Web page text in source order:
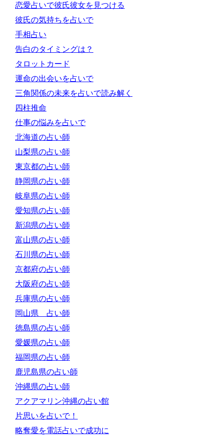
恋愛占いで彼氏彼女を見つける
彼氏の気持ちを占いで
手相占い
告白のタイミングは？
タロットカード
運命の出会いを占いで
三角関係の未来を占いで読み解く
四柱推命
仕事の悩みを占いで
北海道の占い師
山梨県の占い師
東京都の占い師
静岡県の占い師
岐阜県の占い師
愛知県の占い師
新潟県の占い師
富山県の占い師
石川県の占い師
京都府の占い師
大阪府の占い師
兵庫県の占い師
岡山県 占い師
徳島県の占い師
愛媛県の占い師
福岡県の占い師
鹿児島県の占い師
沖縄県の占い師
アクアマリン沖縄の占い館
片思いを占いで！
略奪愛を電話占いで成功に